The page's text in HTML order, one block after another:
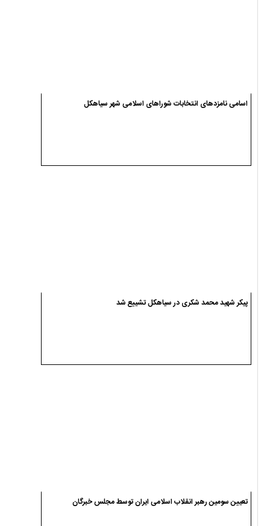
اسامی نامزدهای انتخابات شوراهای اسلامی شهر سیاهکل
پیکر شهید محمد شکری در سیاهکل تشییع شد
تعیین سومین رهبر انقلاب اسلامی ایران توسط مجلس خبرگان